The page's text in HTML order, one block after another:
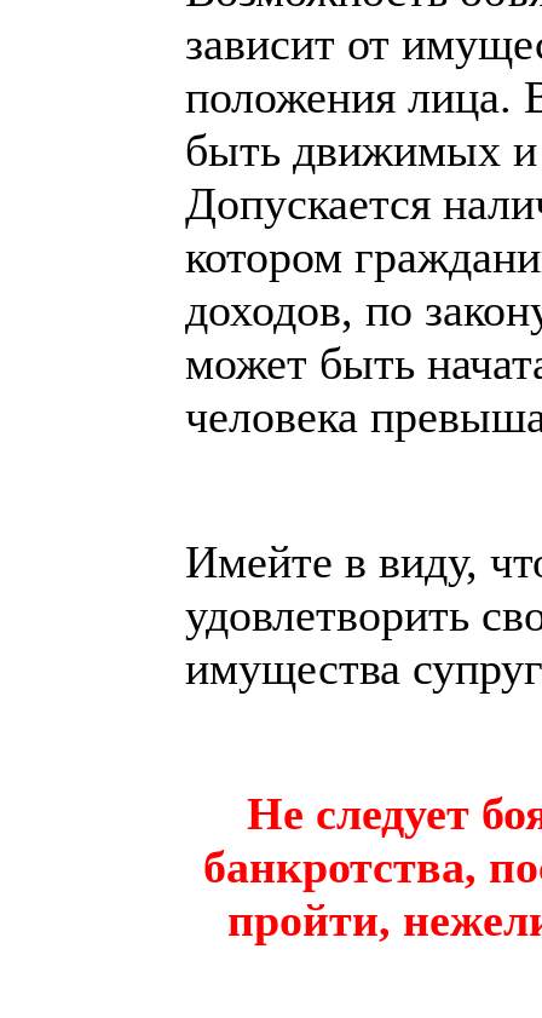
зависит от
положения лица.
быть движимых
Допускается
котором
доходов, по
может быть
человека
Имейте в виду,
удовлетворить
имущества
Не следует
банкротства,
пройти,